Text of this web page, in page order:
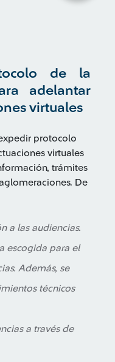
de la
adelantar
virtuales
protocolo
virtuales
trámites
De
a las audiencias.
escogida para el
Además, se
técnicos
a través de